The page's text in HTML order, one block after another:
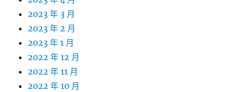
2023 年 3 月
2023 年 2 月
2023 年 1 月
2022 年 12 月
2022 年 11 月
2022 年 10 月